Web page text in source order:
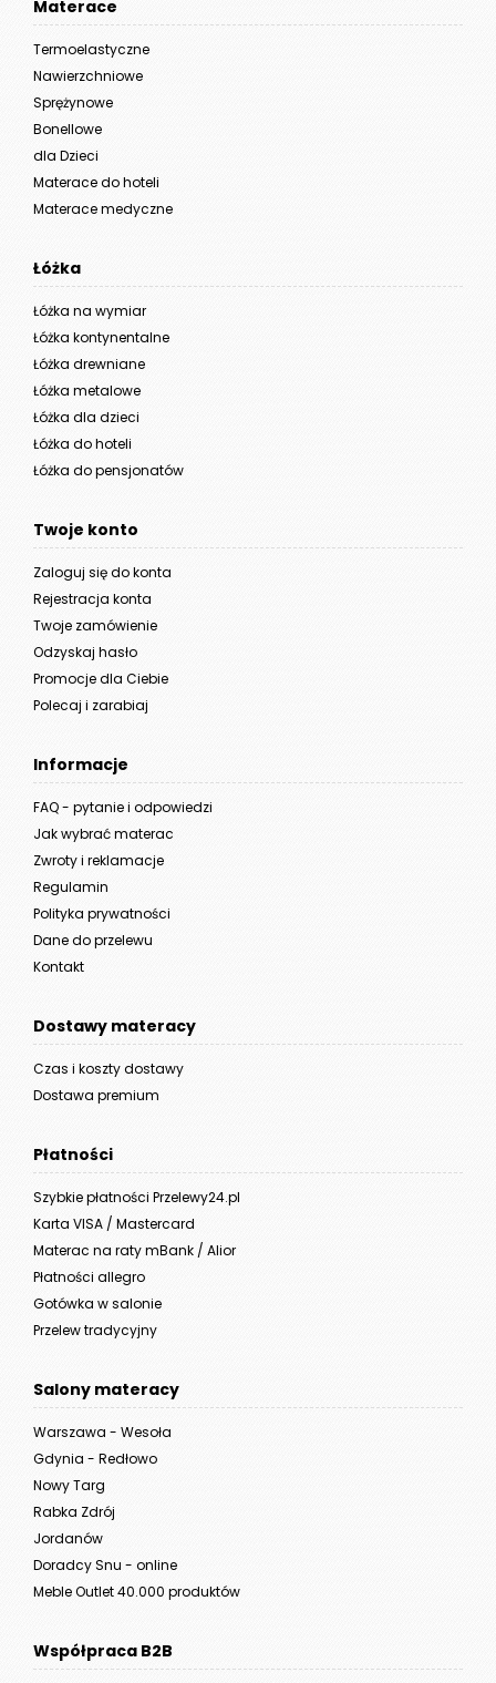
Materace
Termoelastyczne
Nawierzchniowe
Sprężynowe
Bonellowe
dla Dzieci
Materace do hoteli
Materace medyczne
Łóżka
Łóżka na wymiar
Łóżka kontynentalne
Łóżka drewniane
Łóżka metalowe
Łóżka dla dzieci
Łóżka do hoteli
Łóżka do pensjonatów
Twoje konto
Zaloguj się do konta
Rejestracja konta
Twoje zamówienie
Odzyskaj hasło
Promocje dla Ciebie
Polecaj i zarabiaj
Informacje
FAQ - pytanie i odpowiedzi
Jak wybrać materac
Zwroty i reklamacje
Regulamin
Polityka prywatności
Dane do przelewu
Kontakt
Dostawy materacy
Czas i koszty dostawy
Dostawa premium
Płatności
Szybkie płatności Przelewy24.pl
Karta VISA / Mastercard
Materac na raty mBank / Alior
Płatności allegro
Gotówka w salonie
Przelew tradycyjny
Salony materacy
Warszawa - Wesoła
Gdynia - Redłowo
Nowy Targ
Rabka Zdrój
Jordanów
Doradcy Snu - online
Meble Outlet 40.000 produktów
Współpraca B2B